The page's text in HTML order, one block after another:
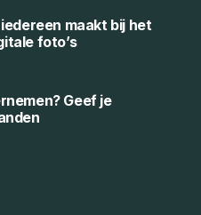
maakt bij het
foto’s
Geef je